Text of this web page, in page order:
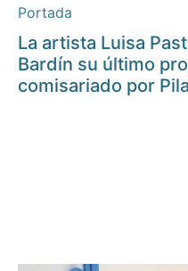
Portada
La artista Luisa
Bardín su último
comisariado por